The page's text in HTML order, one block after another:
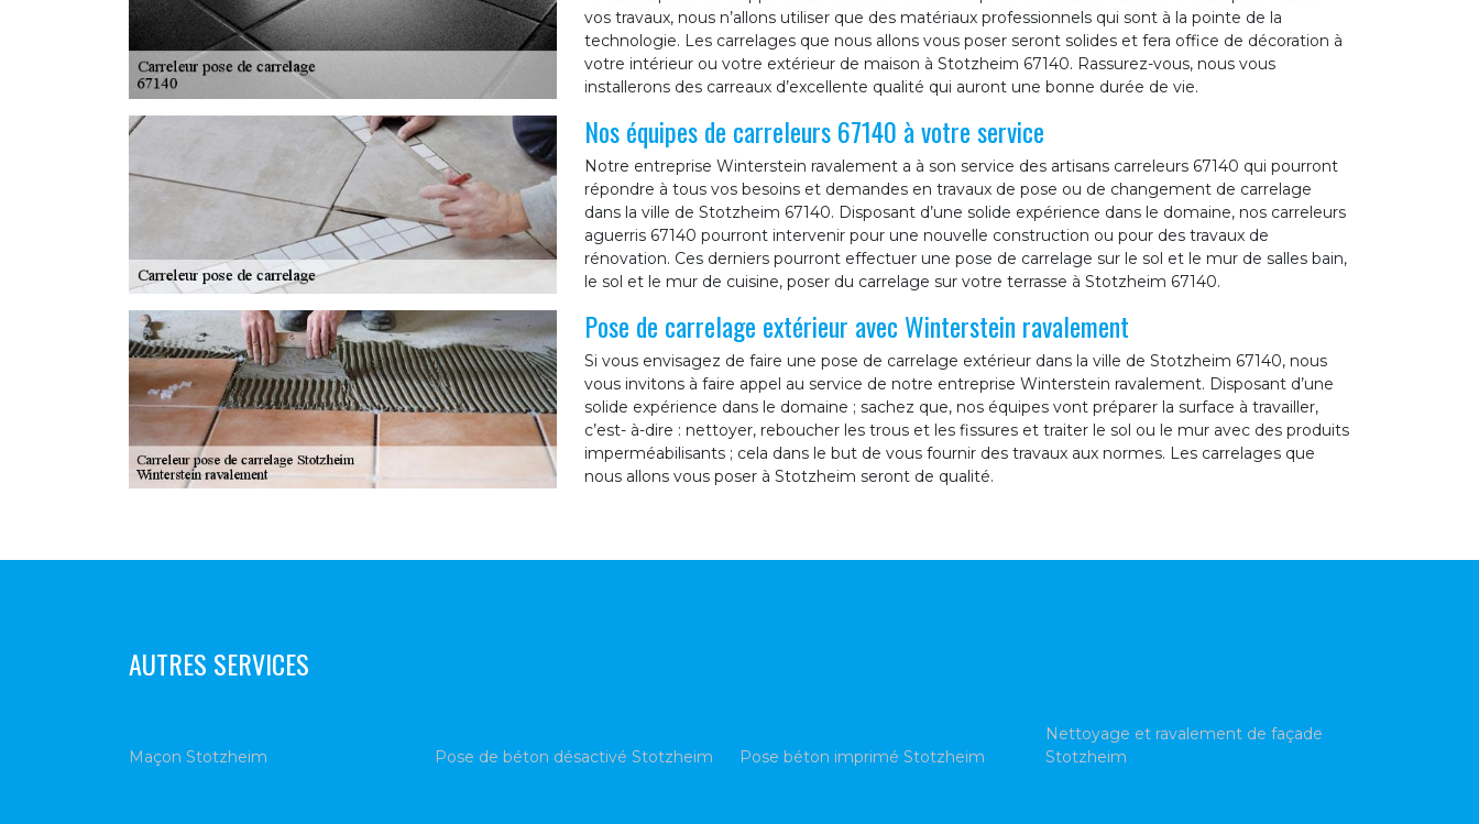
vos travaux, nous n’allons utiliser que des matériaux professionnels qui sont à la pointe de la
technologie. Les carrelages que nous allons vous poser seront solides et fera office de décoration à
votre intérieur ou votre extérieur de maison à Stotzheim 67140. Rassurez-vous, nous vous
installerons des carreaux d’excellente qualité qui auront une bonne durée de vie.
Nos équipes de carreleurs 67140 à votre service
Notre entreprise Winterstein ravalement a à son service des artisans carreleurs 67140 qui pourront
répondre à tous vos besoins et demandes en travaux de pose ou de changement de carrelage
dans la ville de Stotzheim 67140. Disposant d’une solide expérience dans le domaine, nos carreleurs
aguerris 67140 pourront intervenir pour une nouvelle construction ou pour des travaux de
rénovation. Ces derniers pourront effectuer une pose de carrelage sur le sol et le mur de salles bain,
le sol et le mur de cuisine, poser du carrelage sur votre terrasse à Stotzheim 67140.
Pose de carrelage extérieur avec Winterstein ravalement
Si vous envisagez de faire une pose de carrelage extérieur dans la ville de Stotzheim 67140, nous
vous invitons à faire appel au service de notre entreprise Winterstein ravalement. Disposant d’une
solide expérience dans le domaine ; sachez que, nos équipes vont préparer la surface à travailler,
c’est- à-dire : nettoyer, reboucher les trous et les fissures et traiter le sol ou le mur avec des produits
imperméabilisants ; cela dans le but de vous fournir des travaux aux normes. Les carrelages que
nous allons vous poser à Stotzheim seront de qualité.
AUTRES SERVICES
Maçon Stotzheim Pose de béton désactivé Stotzheim Pose béton imprimé Stotzheim
Nettoyage et ravalement de façade
Stotzheim